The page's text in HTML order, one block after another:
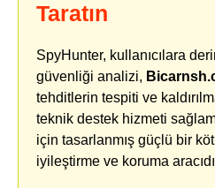
Taratın
SpyHunter, kullanıcılara
güvenliği analizi,
tehditlerin tespiti ve
teknik destek hizmeti
için tasarlanmış güçlü bir
iyileştirme ve koruma